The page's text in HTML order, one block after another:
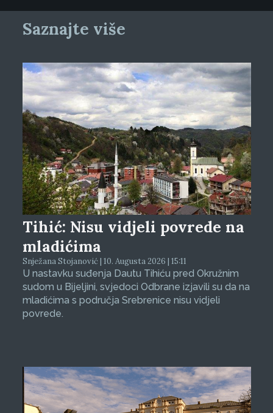
Saznajte više
Tihić: Nisu vidjeli povrede na
mladićima
Snježana Stojanović | 10. Augusta 2026 | 15:11
U nastavku suđenja Dautu Tihiću pred Okružnim
sudom u Bijeljini, svjedoci Odbrane izjavili su da na
mladićima s područja Srebrenice nisu vidjeli
povrede.